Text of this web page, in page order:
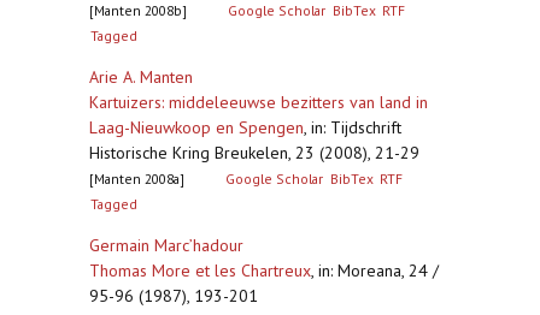
[Manten 2008b] Google Scholar BibTex RTF
Tagged
Arie A. Manten
Kartuizers: middeleeuwse bezitters van land in
Laag-Nieuwkoop en Spengen, in: Tijdschrift
Historische Kring Breukelen, 23 (2008), 21-29
[Manten 2008a] Google Scholar BibTex RTF
Tagged
Germain Marc’hadour
Thomas More et les Chartreux, in: Moreana, 24 /
95-96 (1987), 193-201